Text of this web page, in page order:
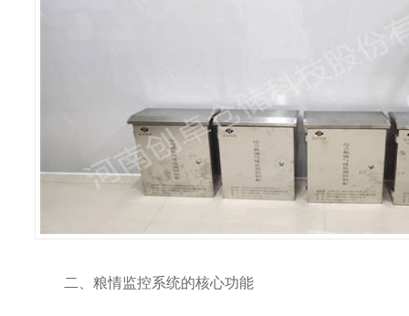
二、粮情监控系统的核心功能